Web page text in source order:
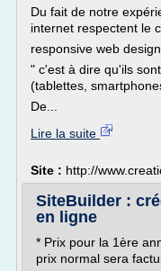
Du fait de notre
internet respectent le
responsive web design
" c'est à dire qu'ils
(tablettes,
De...
Lire la suite
Site : http://
SiteBuilder :
en ligne
* Prix pour la 1ère
prix normal sera